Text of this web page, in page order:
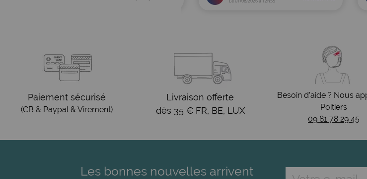
Paiement sécurisé
(CB & Paypal & Virement)
Livraison offerte
dès 35 € FR, BE, LUX
Besoin d’aide ? Nous
Poitiers
09 81 78 29 45
Les bonnes nouvelles arrivent